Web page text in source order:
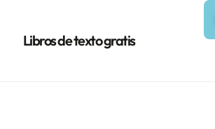
Libros de texto gratis